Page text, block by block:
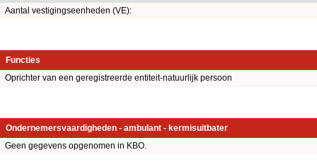
Aantal vestigingseenheden (VE):
Functies
Oprichter van een geregistreerde entiteit-natuurlijk persoon
Ondernemersvaardigheden - ambulant - kermisuitbater
Geen gegevens opgenomen in KBO.